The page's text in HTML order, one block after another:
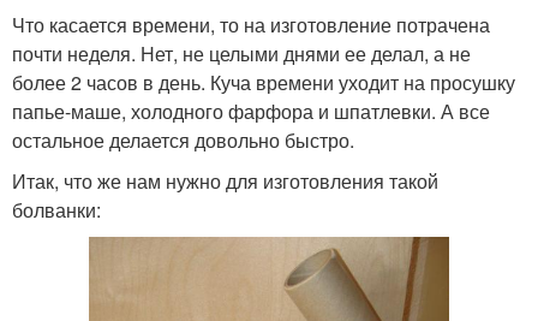
Что касается времени, то на изготовление потрачена
почти неделя. Нет, не целыми днями ее делал, а не
более 2 часов в день. Куча времени уходит на просушку
папье-маше, холодного фарфора и шпатлевки. А все
остальное делается довольно быстро.
Итак, что же нам нужно для изготовления такой
болванки: